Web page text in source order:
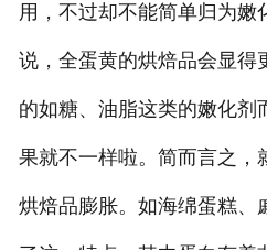
用，不过却不能简单归为嫩
说，全蛋黄的烘焙品会显得
的如糖、油脂这类的嫩化剂
果就不一样啦。简而言之，
烘焙品膨胀。如海绵蛋糕、